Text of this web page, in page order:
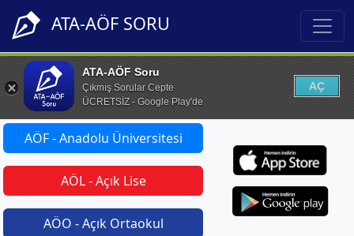
ATA-AÖF SORU
ATA-AÖF Soru
Çıkmış Sorular Cepte
ÜCRETSİZ - Google Play'de
AÇ
AÖF - Anadolu Üniversitesi
AÖL - Açık Lise
AÖO - Açık Ortaokul